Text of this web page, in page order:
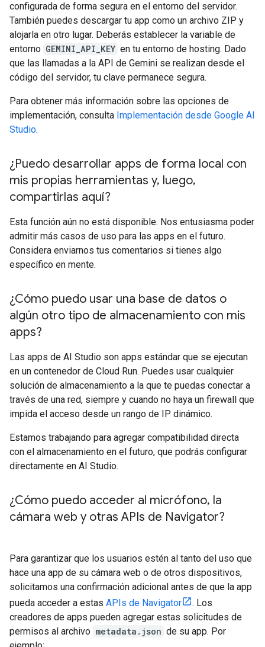
configurada de forma segura en el entorno del servidor.
También puedes descargar tu app como un archivo ZIP y
alojarla en otro lugar. Deberás establecer la variable de
entorno GEMINI_API_KEY en tu entorno de hosting. Dado
que las llamadas a la API de Gemini se realizan desde el
código del servidor, tu clave permanece segura.
Para obtener más información sobre las opciones de
implementación, consulta Implementación desde Google AI
Studio.
¿Puedo desarrollar apps de forma local con
mis propias herramientas y, luego,
compartirlas aquí?
Esta función aún no está disponible. Nos entusiasma poder
admitir más casos de uso para las apps en el futuro.
Considera enviarnos tus comentarios si tienes algo
específico en mente.
¿Cómo puedo usar una base de datos o
algún otro tipo de almacenamiento con mis
apps?
Las apps de AI Studio son apps estándar que se ejecutan
en un contenedor de Cloud Run. Puedes usar cualquier
solución de almacenamiento a la que te puedas conectar a
través de una red, siempre y cuando no haya un firewall que
impida el acceso desde un rango de IP dinámico.
Estamos trabajando para agregar compatibilidad directa
con el almacenamiento en el futuro, que podrás configurar
directamente en AI Studio.
¿Cómo puedo acceder al micrófono, la
cámara web y otras APIs de Navigator?
Para garantizar que los usuarios estén al tanto del uso que
hace una app de su cámara web o de otros dispositivos,
solicitamos una confirmación adicional antes de que la app
pueda acceder a estas APIs de Navigator
. Los
creadores de apps pueden agregar estas solicitudes de
permisos al archivo metadata.json de su app. Por